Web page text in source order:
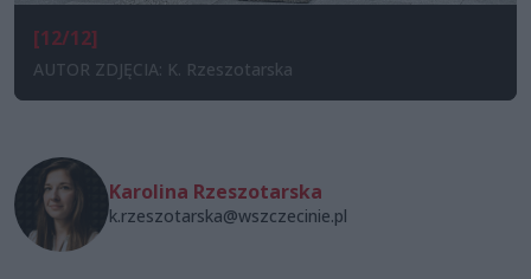
[12/12]
AUTOR ZDJĘCIA: K. Rzeszotarska
Karolina Rzeszotarska
k.rzeszotarska@wszczecinie.pl